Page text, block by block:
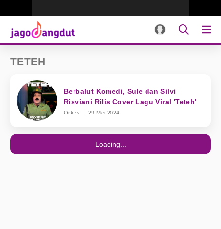
TETEH
Berbalut Komedi, Sule dan Silvi
Risviani Rilis Cover Lagu Viral 'Teteh'
Orkes 29 Mei 2024
Loading...